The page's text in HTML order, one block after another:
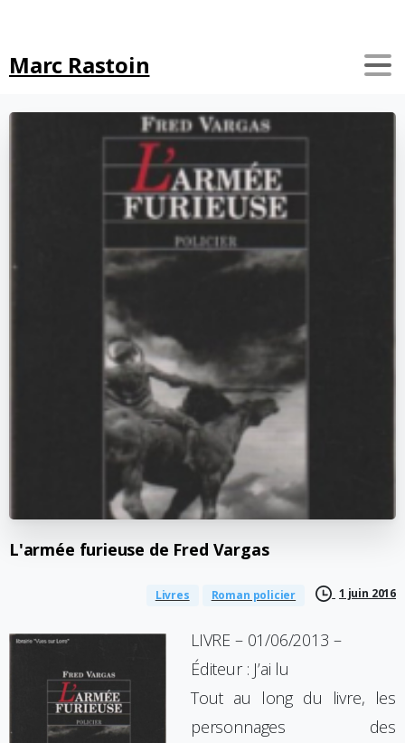
Marc Rastoin
L'armée furieuse de Fred Vargas
Livres Roman policier 1 juin 2016
LIVRE – 01/06/2013 –
Éditeur : J’ai lu
Tout au long du livre, les
personnages des